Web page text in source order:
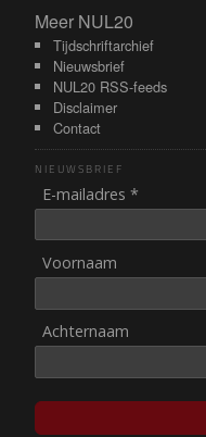
Meer NUL20
Meer NUL20
Tijdschriftarchief
Nieuwsbrief
NUL20 RSS-feeds
Disclaimer
Contact
NIEUWSBRIEF
E-mailadres *
Voornaam
Achternaam